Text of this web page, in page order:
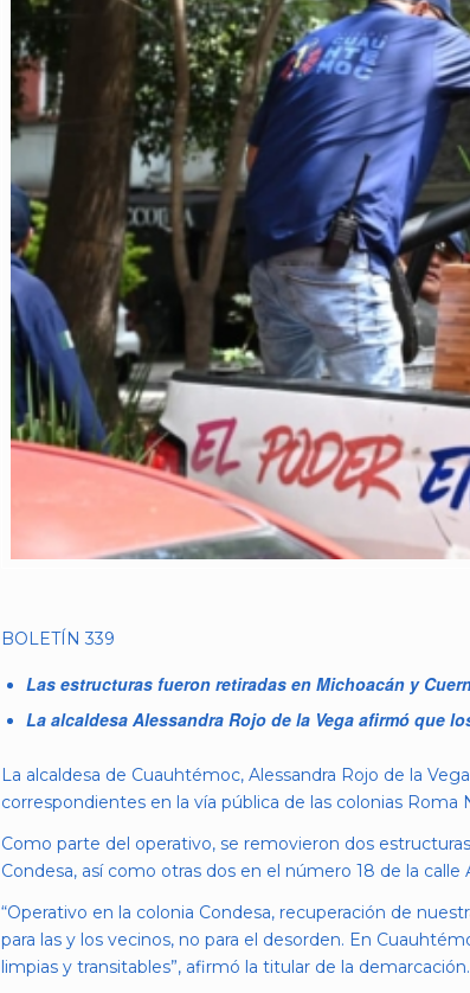
BOLETÍN 339
Las estructuras fueron retiradas en Michoacán y
La alcaldesa Alessandra Rojo de la Vega afirmó que
La alcaldesa de Cuauhtémoc, Alessandra Rojo de la
correspondientes en la vía pública de las colonias Roma
Como parte del operativo, se removieron dos
Condesa, así como otras dos en el número 18 de la
“Operativo en la colonia Condesa, recuperación de
para las y los vecinos, no para el desorden. En
limpias y transitables”, afirmó la titular de la demarcación.